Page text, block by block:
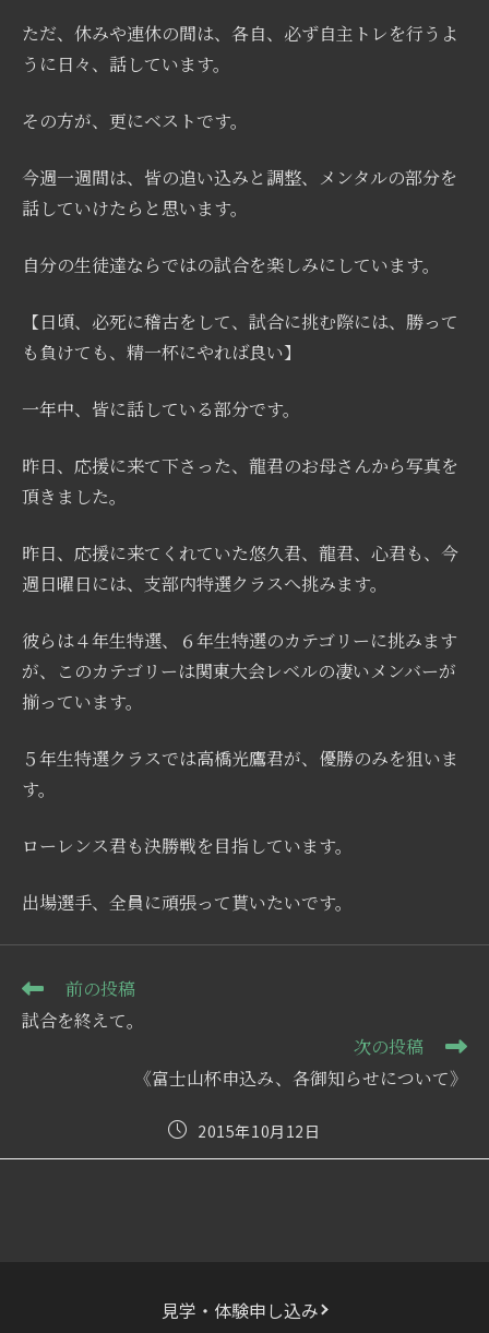
ただ、休みや連休の間は、各自、必ず自主トレを行うよ
うに日々、話しています。
その方が、更にベストです。
今週一週間は、皆の追い込みと調整、メンタルの部分を
話していけたらと思います。
自分の生徒達ならではの試合を楽しみにしています。
【日頃、必死に稽古をして、試合に挑む際には、勝って
も負けても、精一杯にやれば良い】
一年中、皆に話している部分です。
昨日、応援に来て下さった、龍君のお母さんから写真を
頂きました。
昨日、応援に来てくれていた悠久君、龍君、心君も、今
週日曜日には、支部内特選クラスへ挑みます。
彼らは４年生特選、６年生特選のカテゴリーに挑みます
が、このカテゴリーは関東大会レベルの凄いメンバーが
揃っています。
５年生特選クラスでは高橋光鷹君が、優勝のみを狙いま
す。
ローレンス君も決勝戦を目指しています。
出場選手、全員に頑張って貰いたいです。
そ
の
他
む
前の投稿
試合を終えて。
次の投稿
《富士山杯申込み、各御知らせについて》
投
2015年10月12日
見学・体験申し込み